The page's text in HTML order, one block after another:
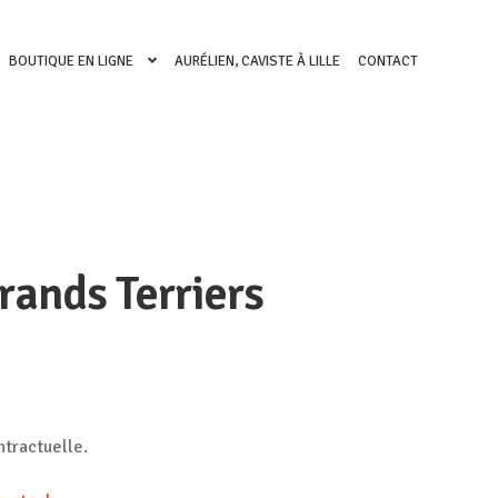
BOUTIQUE EN LIGNE AURÉLIEN, CAVISTE À LILLE CONTACT
Terriers